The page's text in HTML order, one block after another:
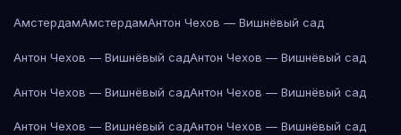
АмстердамАмстердамАнтон Чехов — Вишнёвый сад
Антон Чехов — Вишнёвый садАнтон Чехов — Вишнёвый сад
Антон Чехов — Вишнёвый садАнтон Чехов — Вишнёвый сад
Антон Чехов — Вишнёвый садАнтон Чехов — Вишнёвый сад